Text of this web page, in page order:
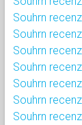
Souhrn
Souhrn
Souhrn
Souhrn
Souhrn
Souhrn
Souhrn